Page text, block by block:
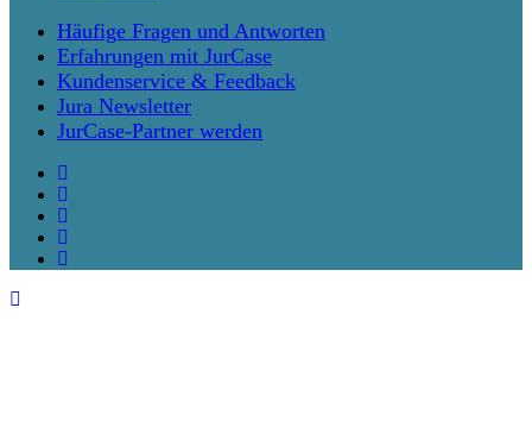
Häufige Fragen und Antworten
Erfahrungen mit JurCase
Kundenservice & Feedback
Jura Newsletter
JurCase-Partner werden
twitter
facebook
vimeo
linkedin
instagram